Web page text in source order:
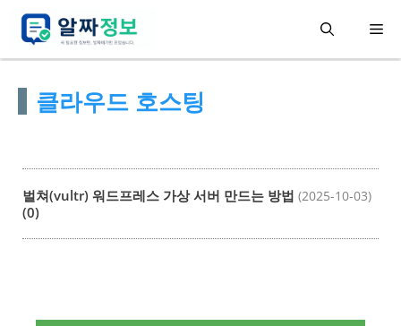
메
클라우드 호스팅
벌쳐(vultr) 워드프레스 가상 서버 만드는 방법 (2025-10-03)
(0)